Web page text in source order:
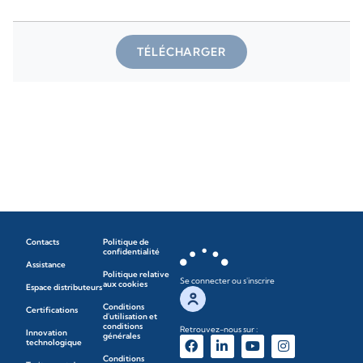
TÉLÉCHARGER
Contacts
Assistance
Espace distributeurs
Certifications
Innovation
technologique
Politique de
confidentialité
Politique relative
aux cookies
Conditions
d'utilisation et
conditions
générales
Conditions
Se connecter ou s'inscrire
Retrouvez-nous sur :